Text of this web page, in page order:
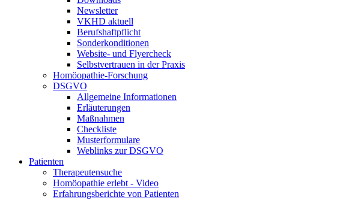
Newsletter
VKHD aktuell
Berufshaftpflicht
Sonderkonditionen
Website- und Flyercheck
Selbstvertrauen in der Praxis
Homöopathie-Forschung
DSGVO
Allgemeine Informationen
Erläuterungen
Maßnahmen
Checkliste
Musterformulare
Weblinks zur DSGVO
Patienten
Therapeutensuche
Homöopathie erlebt - Video
Erfahrungsberichte von Patienten